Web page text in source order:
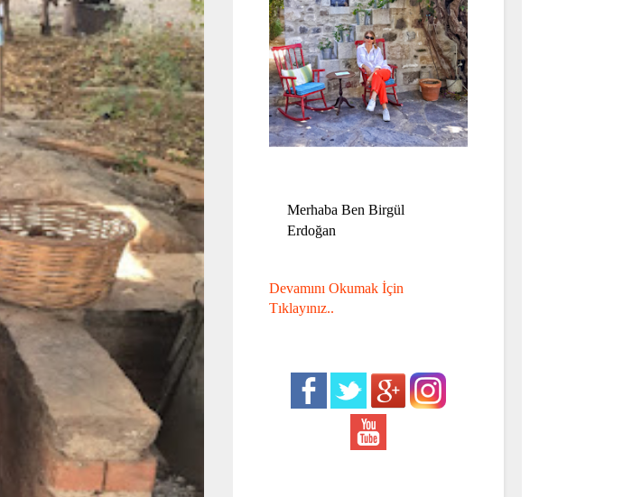
Merhaba Ben Birgül
Erdoğan
Devamını Okumak İçin
Tıklayınız..